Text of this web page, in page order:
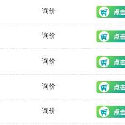
询价
询价
询价
询价
询价